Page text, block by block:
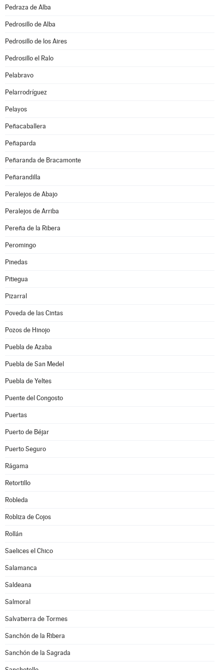
Pedraza de Alba
Pedrosillo de Alba
Pedrosillo de los Aires
Pedrosillo el Ralo
Pelabravo
Pelarrodríguez
Pelayos
Peñacaballera
Peñaparda
Peñaranda de Bracamonte
Peñarandilla
Peralejos de Abajo
Peralejos de Arriba
Pereña de la Ribera
Peromingo
Pinedas
Pitiegua
Pizarral
Poveda de las Cintas
Pozos de Hinojo
Puebla de Azaba
Puebla de San Medel
Puebla de Yeltes
Puente del Congosto
Puertas
Puerto de Béjar
Puerto Seguro
Rágama
Retortillo
Robleda
Robliza de Cojos
Rollán
Saelices el Chico
Salamanca
Saldeana
Salmoral
Salvatierra de Tormes
Sanchón de la Ribera
Sanchón de la Sagrada